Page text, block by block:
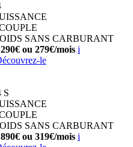
SANS CARBURANT
ou 279€/mois i
le
S
SANS CARBURANT
ou 319€/mois i